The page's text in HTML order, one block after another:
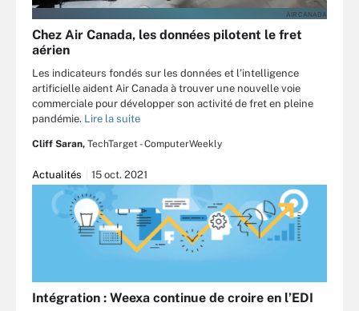
AIR CANADA
Chez Air Canada, les données pilotent le fret
aérien
Les indicateurs fondés sur les données et l’intelligence
artificielle aident Air Canada à trouver une nouvelle voie
commerciale pour développer son activité de fret en pleine
pandémie. Lire la suite
Cliff Saran, TechTarget - ComputerWeekly
Actualités 15 oct. 2021
Intégration : Weexa continue de croire en l’EDI